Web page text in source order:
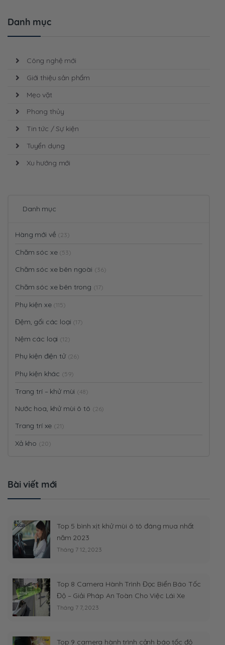
Danh mục
Công nghệ mới
Giới thiệu sản phẩm
Mẹo vặt
Phong thủy
Tin tức / Sự kiện
Tuyển dụng
Xu hướng mới
Danh mục
Hàng mới về (23)
Chăm sóc xe (53)
Chăm sóc xe bên ngoài (36)
Chăm sóc xe bên trong (17)
Phụ kiện xe (115)
Đệm, gối các loại (17)
Nệm các loại (12)
Phụ kiện điện tử (26)
Phụ kiện khác (59)
Trang trí – khử mùi (48)
Nước hoa, khử mùi ô tô (26)
Trang trí xe (21)
Xả kho (20)
Bài viết mới
Top 5 bình xịt khử mùi ô tô đáng mua nhất
năm 2023
Tháng 7 12, 2023
Top 8 Camera Hành Trình Đọc Biển Báo Tốc
Độ – Giải Pháp An Toàn Cho Việc Lái Xe
Tháng 7 7, 2023
Top 9 camera hành trình cảnh báo tốc độ